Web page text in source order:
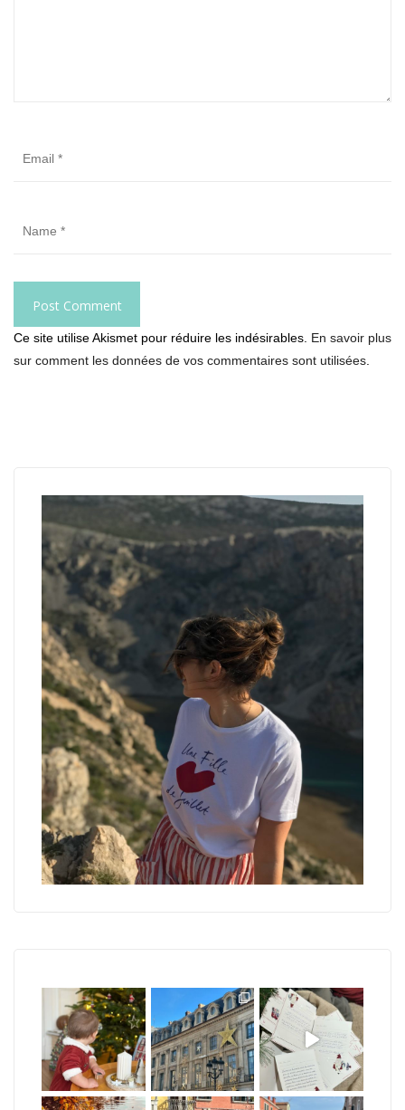
Ce site utilise Akismet pour réduire les indésirables. En savoir plus
sur comment les données de vos commentaires sont utilisées